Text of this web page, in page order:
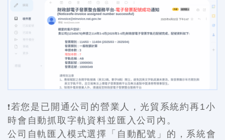
❗若您是已開通公司的營業人，光貿系統約再1小
時會自動抓取字軌資料並匯入公司內。
公司自軌匯入模式選擇「自動配號」的，系統會